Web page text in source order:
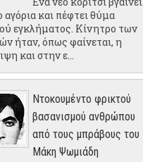
αγόρια και πέφτει θύμα
εγκλήματος. Κίνητρο των
ήταν, όπως φαίνεται, η
και στην ε...
Ντοκουμέντο φρικτού
βασανισμού ανθρώπου
από τους μπράβους του
Μάκη Ψωμιάδη